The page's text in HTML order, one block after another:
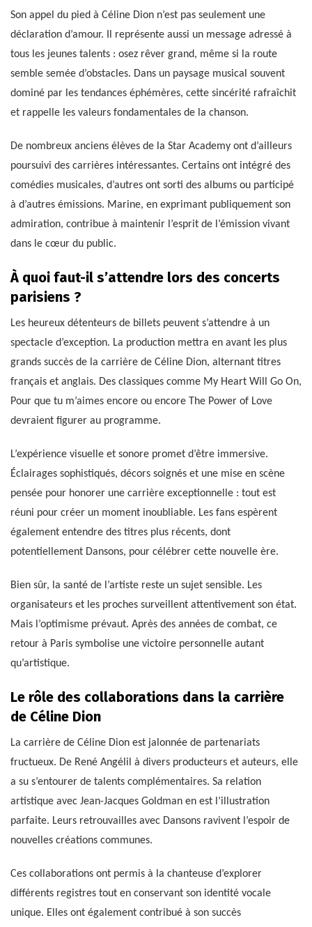
Son appel du pied à Céline Dion n’est pas seulement une
déclaration d’amour. Il représente aussi un message adressé à
tous les jeunes talents : osez rêver grand, même si la route
semble semée d’obstacles. Dans un paysage musical souvent
dominé par les tendances éphémères, cette sincérité rafraîchit
et rappelle les valeurs fondamentales de la chanson.
De nombreux anciens élèves de la Star Academy ont d’ailleurs
poursuivi des carrières intéressantes. Certains ont intégré des
comédies musicales, d’autres ont sorti des albums ou participé
à d’autres émissions. Marine, en exprimant publiquement son
admiration, contribue à maintenir l’esprit de l’émission vivant
dans le cœur du public.
À quoi faut-il s’attendre lors des concerts
parisiens ?
Les heureux détenteurs de billets peuvent s’attendre à un
spectacle d’exception. La production mettra en avant les plus
grands succès de la carrière de Céline Dion, alternant titres
français et anglais. Des classiques comme My Heart Will Go On,
Pour que tu m’aimes encore ou encore The Power of Love
devraient figurer au programme.
L’expérience visuelle et sonore promet d’être immersive.
Éclairages sophistiqués, décors soignés et une mise en scène
pensée pour honorer une carrière exceptionnelle : tout est
réuni pour créer un moment inoubliable. Les fans espèrent
également entendre des titres plus récents, dont
potentiellement Dansons, pour célébrer cette nouvelle ère.
Bien sûr, la santé de l’artiste reste un sujet sensible. Les
organisateurs et les proches surveillent attentivement son état.
Mais l’optimisme prévaut. Après des années de combat, ce
retour à Paris symbolise une victoire personnelle autant
qu’artistique.
Le rôle des collaborations dans la carrière
de Céline Dion
La carrière de Céline Dion est jalonnée de partenariats
fructueux. De René Angélil à divers producteurs et auteurs, elle
a su s’entourer de talents complémentaires. Sa relation
artistique avec Jean-Jacques Goldman en est l’illustration
parfaite. Leurs retrouvailles avec Dansons ravivent l’espoir de
nouvelles créations communes.
Ces collaborations ont permis à la chanteuse d’explorer
différents registres tout en conservant son identité vocale
unique. Elles ont également contribué à son succès